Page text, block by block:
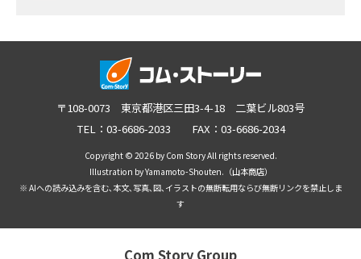
〒108-0073 東京都港区三田3-4-18 二葉ビル803号
TEL：03-6686-2033 FAX：03-6686-2034
Copyright © 2026 by Com Story All rights reserved.
Illustration by Yamamoto-Shouten.（山本商店）
※ AIへの読み込みを含む､本文､写真､図､イラストの無断転用ならび無断リンクを禁止しま
す
Com Story Group